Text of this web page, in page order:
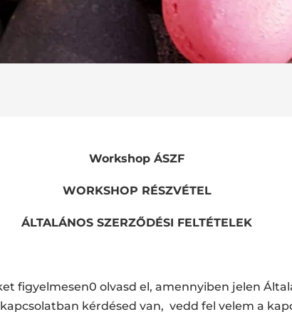
Workshop ÁSZF
WORKSHOP RÉSZVÉTEL
ÁLTALÁNOS SZERZŐDÉSI FELTÉTELEK
figyelmesen0 olvasd el, amennyiben jelen
kérdésed van, vedd fel velem a